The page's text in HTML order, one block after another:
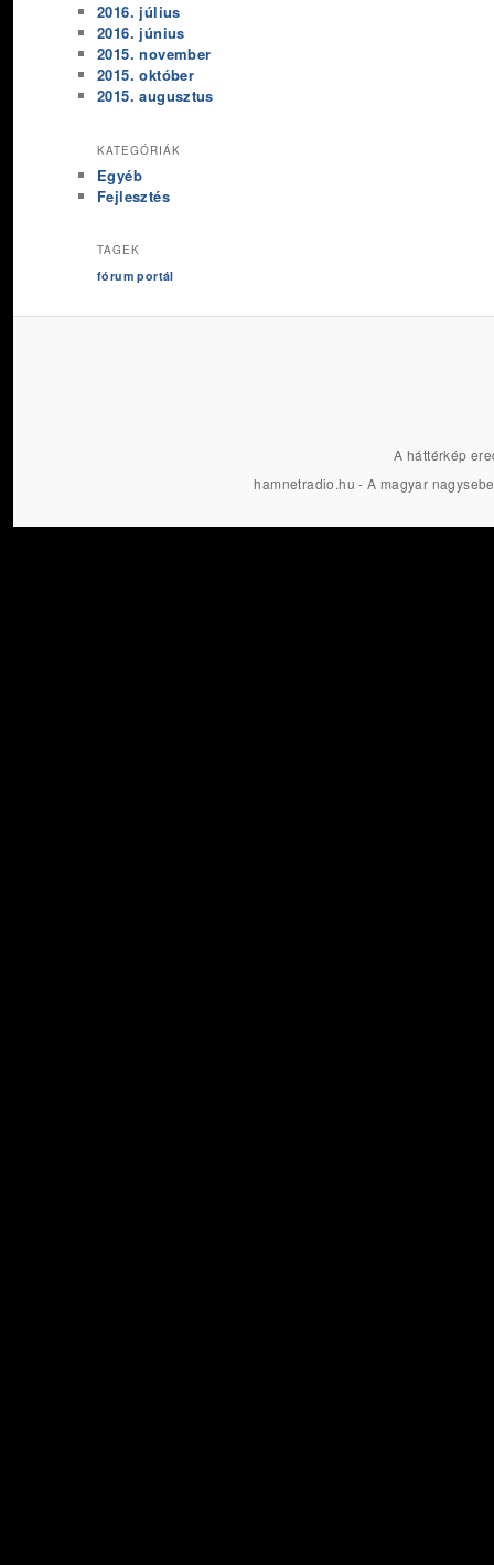
2016. július
2016. június
2015. november
2015. október
2015. augusztus
KATEGÓRIÁK
Egyéb
Fejlesztés
TAGEK
fórum portál
A háttérkép
hamnetradio.hu - A magyar